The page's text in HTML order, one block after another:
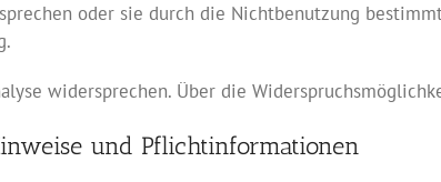
oder sie durch die Nichtbenutzung
widersprechen. Über die
und Pflichtinformationen